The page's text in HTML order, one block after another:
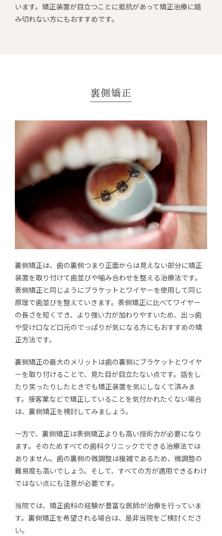
います。矯正装置が目立つことに抵抗があって矯正治療に踏
み切れない方にもおすすめです。
裏側矯正
裏側矯正は、歯の裏側つまり正面からは見えない部分に矯正
装置を取り付けて歯並びや噛み合わせを整える治療法です。
表側矯正と同じようにブラケットとワイヤーを使用して同じ
原理で歯並びを整えていきます。表側矯正に比べてワイヤー
の長さを短くでき、より強い力が加わりやすいため、出っ歯
や受け口など口元のでっぱりが気になる方にもおすすめの矯
正方法です。
裏側矯正の最大のメリットは歯の裏側にブラケットとワイヤ
ーを取り付けることで、見た目が目立たない点です。話をし
たり笑ったりしたときでも矯正装置を気にしなくて済みま
す。接客業などで矯正していることを気付かれたくない場合
は、裏側矯正を検討してみましょう。
一方で、裏側矯正は表側矯正よりも高い技術力が必要になり
ます。そのためすべての歯科クリニックでできる治療法では
ありません。歯の裏側の微調整は複雑であるため、微調整の
難易度も高いでしょう。そして、すべての方が適用できるわけ
ではない点にも注意が必要です。
当院では、矯正歯科の経験が豊富な医師が治療を行っていま
す。裏側矯正を希望される場合は、是非当院をご検討くださ
い。